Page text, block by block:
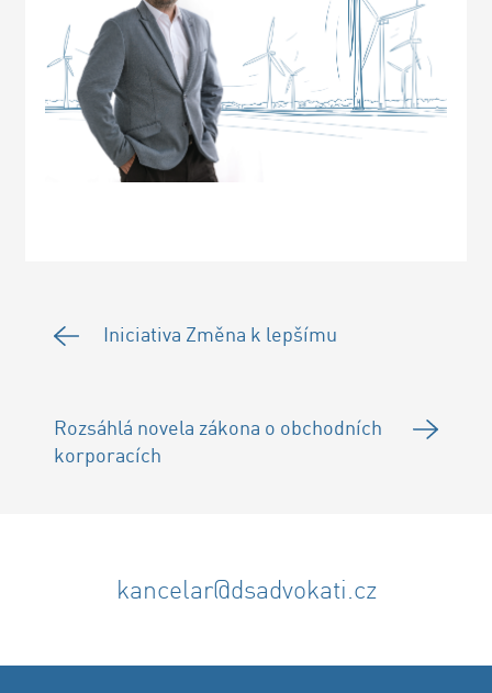
Iniciativa Změna k lepšímu
Rozsáhlá novela zákona o obchodních
korporacích
kancelar@dsadvokati.cz